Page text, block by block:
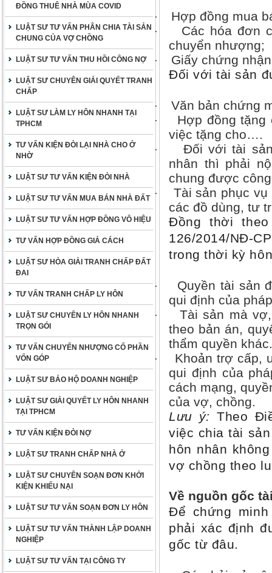
ĐỒNG THUÊ NHÀ MÙA COVID
LUẬT SƯ TƯ VẤN PHÂN CHIA TÀI SẢN
CHUNG CỦA VỢ CHỒNG
LUẬT SƯ TƯ VẤN THU HỒI CÔNG NỢ
LUẬT SƯ CHUYÊN GIẢI QUYẾT TRANH
CHẤP
LUẬT SƯ LÀM LY HÔN NHANH TẠI
TPHCM
TƯ VẤN KIỆN ĐÒI LẠI NHÀ CHO Ở
NHỜ
LUẬT SƯ TƯ VẤN KIỆN ĐÒI NHÀ
LUẬT SƯ TƯ VẤN MUA BÁN NHÀ ĐẤT
LUẬT SƯ TƯ VẤN HỢP ĐỒNG VÔ HIỆU
TƯ VẤN HỢP ĐỒNG GIẢ CÁCH
LUẬT SƯ HÒA GIẢI TRANH CHẤP ĐẤT
ĐAI
TƯ VẤN TRANH CHẤP LY HÔN
LUẬT SƯ CHUYÊN LY HÔN NHANH
TRỌN GÓI
TƯ VẤN CHUYỂN NHƯỢNG CỔ PHẦN
VỐN GÓP
LUẬT SƯ BẢO HỘ DOANH NGHIỆP
LUẬT SƯ GIẢI QUYẾT LY HÔN NHANH
TẠI TPHCM
TƯ VẤN KIỆN ĐÒI NỢ
LUẬT SƯ TRANH CHẤP NHÀ Ở
LUẬT SƯ CHUYÊN SOẠN ĐƠN KHỞI
KIỆN KHIẾU NẠI
LUẬT SƯ TƯ VẤN SOẠN ĐƠN LY HÔN
LUẬT SƯ TƯ VẤN THÀNH LẬP DOANH
NGHIỆP
LUẬT SƯ TƯ VẤN TẠI CÔNG TY
· Hợp đồng mua
·
Các hóa đơn
chuyển nhượng;
·
Giấy chứng
Đối với tài sản
· Văn bản chứng
·
Hợp đồng
việc tặng cho….
·
Đối với tài
nhân thì phải
chung được
·
Tài sản phục
các đồ dùng, tư
Đồng thời
126/2014/NĐ-
trong thời kỳ
·
Quyền tài sản
qui định của
·
Tài sản mà
theo bản án,
thẩm quyền khác.
·
Khoản trợ cấp,
qui định của
cách mạng,
của vợ, chồng.
Lưu ý: Theo
việc chia tài
hôn nhân
vợ chồng theo
Về nguồn gốc
Để chứng
phải xác định
gốc từ đâu.